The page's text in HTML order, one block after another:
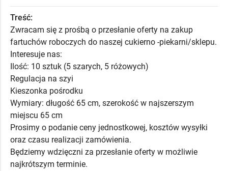
Treść:
Zwracam się z prośbą o przesłanie oferty na zakup
fartuchów roboczych do naszej cukierno -piekarni/sklepu.
Interesuje nas:
Ilość: 10 sztuk (5 szarych, 5 różowych)
Regulacja na szyi
Kieszonka pośrodku
Wymiary: długość 65 cm, szerokość w najszerszym
miejscu 65 cm
Prosimy o podanie ceny jednostkowej, kosztów wysyłki
oraz czasu realizacji zamówienia.
Będziemy wdzięczni za przesłanie oferty w możliwie
najkrótszym terminie.